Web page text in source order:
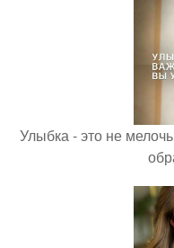
Улыбка - это не